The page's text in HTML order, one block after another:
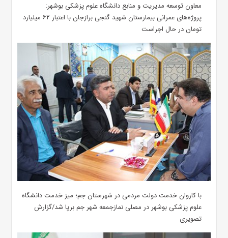
معاون توسعه مدیریت و منابع دانشگاه علوم پزشکی بوشهر:
پروژه‌های عمرانی بیمارستان شهید گنجی برازجان با اعتبار ۶۲ میلیارد
تومان در حال اجراست
با کاروان خدمت دولت مردمی در شهرستان جم؛ میز خدمت دانشگاه
علوم پزشکی بوشهر در مصلی نمازجمعه شهر جم برپا شد/گزارش
تصویری